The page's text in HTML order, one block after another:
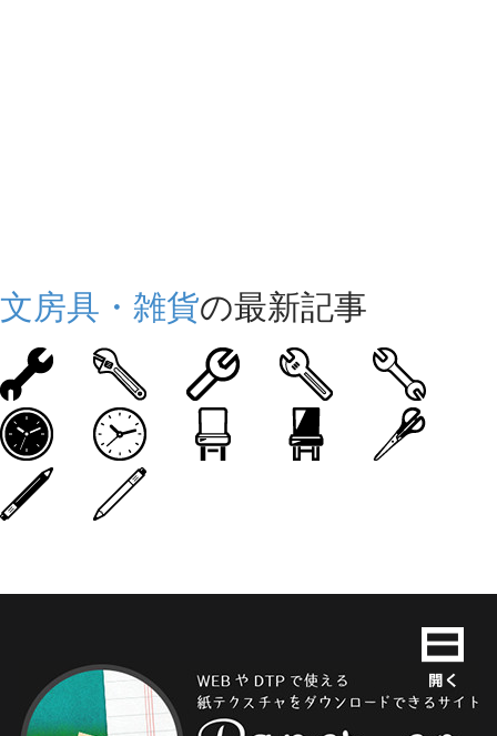
文房具・雑貨の最新記事